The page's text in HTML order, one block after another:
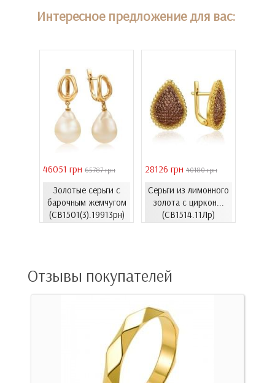
Интересное предложение для вас:
46051 грн 65787 грн
Золотые серьги с
барочным жемчугом
(СВ1501(3).19913рн)
28126 грн 40180 грн
Серьги из лимонного
золота с циркон...
(СВ1514.11Лр)
Отзывы покупателей